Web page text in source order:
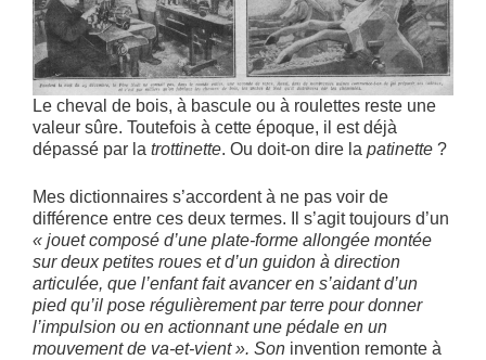
Le cheval de bois, à bascule ou à roulettes reste une
valeur sûre. Toutefois à cette époque, il est déjà
dépassé par la trottinette. Ou doit-on dire la patinette ?
Mes dictionnaires s’accordent à ne pas voir de
différence entre ces deux termes. Il s’agit toujours d’un
« jouet composé d’une plate-forme allongée montée
sur deux petites roues et d’un guidon à direction
articulée, que l’enfant fait avancer en s’aidant d’un
pied qu’il pose régulièrement par terre pour donner
l’impulsion ou en actionnant une pédale en un
mouvement de va-et-vient ». Son invention remonte à